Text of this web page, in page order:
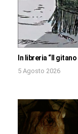
In libreria “Il
5 Agosto 2026